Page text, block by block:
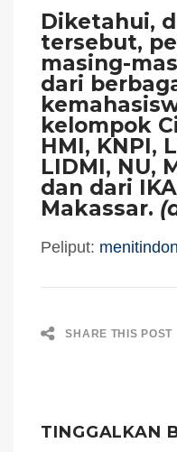
Diketahui,
tersebut,
masing-
dari
kelompok
HMI, KNPI,
LIDMI, NU,
dan dari
Makassar.
Peliput:
SHARE THIS POST
TINGGALKAN